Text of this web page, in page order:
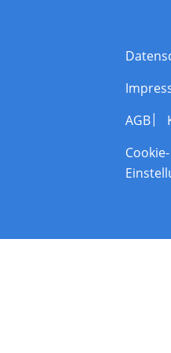
AGB
Cookie-